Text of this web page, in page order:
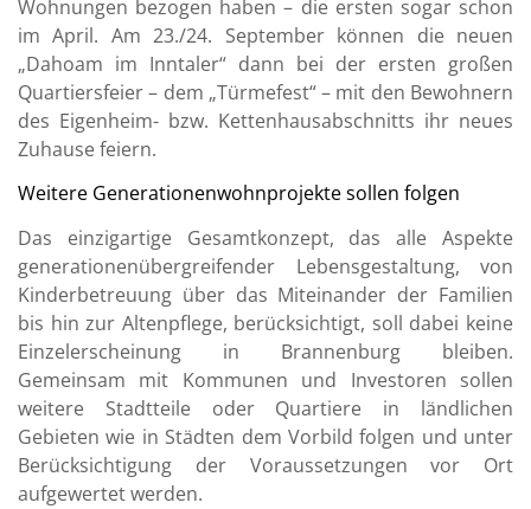
Wohnungen bezogen haben – die ersten sogar schon
im April. Am 23./24. September können die neuen
„Dahoam im Inntaler“ dann bei der ersten großen
Quartiersfeier – dem „Türmefest“ – mit den Bewohnern
des Eigenheim- bzw. Kettenhausabschnitts ihr neues
Zuhause feiern.
Weitere Generationenwohnprojekte sollen folgen
Das einzigartige Gesamtkonzept, das alle Aspekte
generationenübergreifender Lebensgestaltung, von
Kinderbetreuung über das Miteinander der Familien
bis hin zur Altenpflege, berücksichtigt, soll dabei keine
Einzelerscheinung in Brannenburg bleiben.
Gemeinsam mit Kommunen und Investoren sollen
weitere Stadtteile oder Quartiere in ländlichen
Gebieten wie in Städten dem Vorbild folgen und unter
Berücksichtigung der Voraussetzungen vor Ort
aufgewertet werden.